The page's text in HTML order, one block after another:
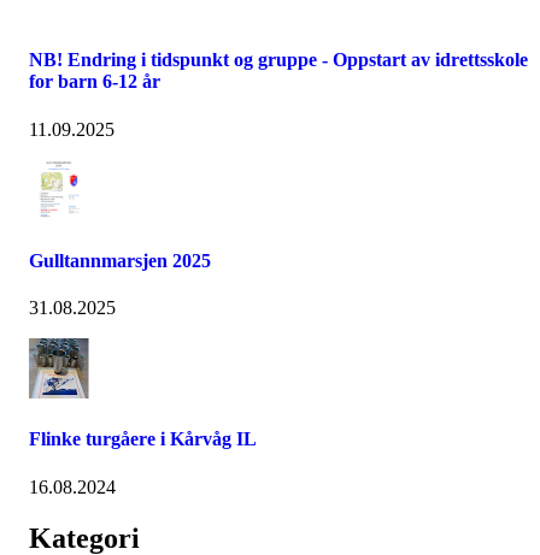
NB! Endring i tidspunkt og gruppe - Oppstart av idrettsskole
for barn 6-12 år
11.09.2025
Gulltannmarsjen 2025
31.08.2025
Flinke turgåere i Kårvåg IL
16.08.2024
Kategori